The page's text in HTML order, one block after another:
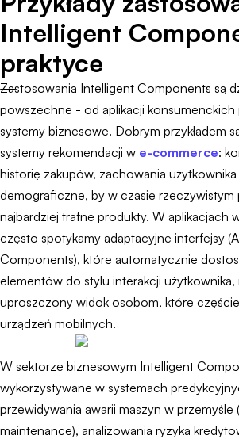
Intelligent
praktyce
Zastosowania Intelligent Components są
powszechne - od aplikacji konsumenckich
systemy biznesowe. Dobrym przykładem
systemy rekomendacji w e-commerce:
historię zakupów, zachowania użytkownika
demograficzne, by w czasie
najbardziej trafne produkty. W aplikacjach
często spotykamy adaptacyjne interfejsy
Components), które automatycznie
elementów do stylu interakcji
uproszczony widok osobom, które
urządzeń mobilnych.
W sektorze biznesowym Intelligent
wykorzystywane w systemach
przewidywania awarii maszyn w przemyśle
maintenance), analizowania ryzyka